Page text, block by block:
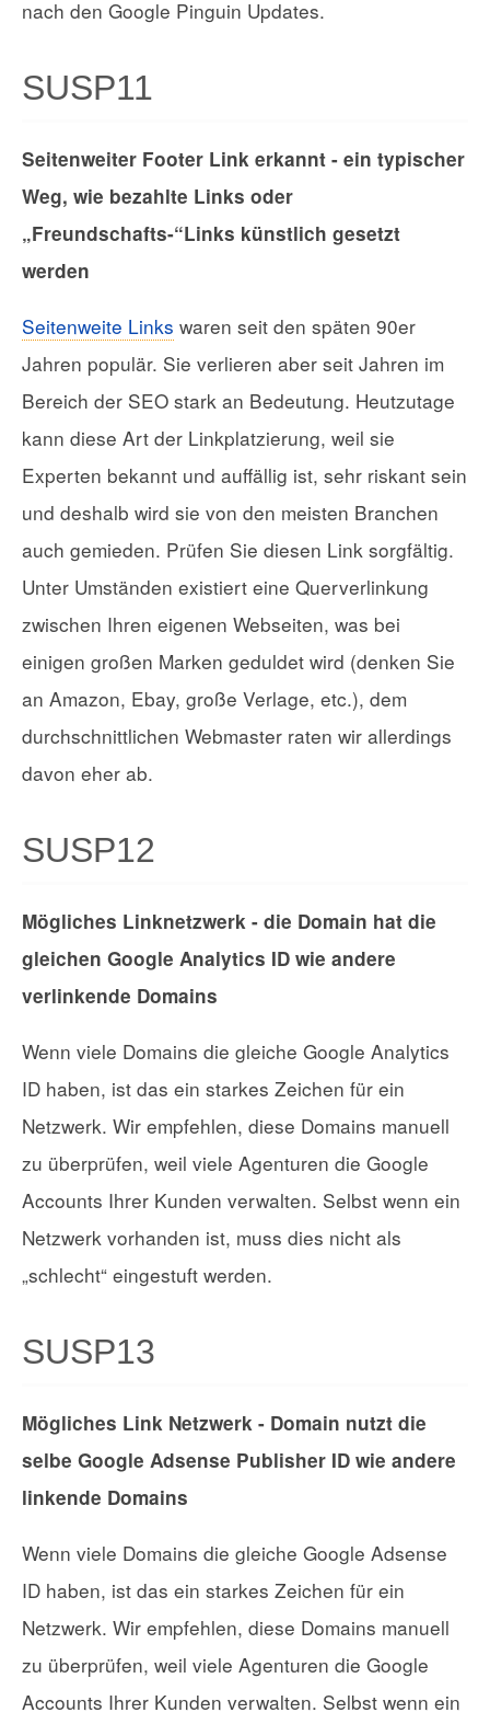
nach den Google Pinguin Updates.
SUSP11
Seitenweiter Footer Link erkannt - ein typischer
Weg, wie bezahlte Links oder
„Freundschafts-“Links künstlich gesetzt
werden
Seitenweite Links waren seit den späten 90er
Jahren populär. Sie verlieren aber seit Jahren im
Bereich der SEO stark an Bedeutung. Heutzutage
kann diese Art der Linkplatzierung, weil sie
Experten bekannt und auffällig ist, sehr riskant sein
und deshalb wird sie von den meisten Branchen
auch gemieden. Prüfen Sie diesen Link sorgfältig.
Unter Umständen existiert eine Querverlinkung
zwischen Ihren eigenen Webseiten, was bei
einigen großen Marken geduldet wird (denken Sie
an Amazon, Ebay, große Verlage, etc.), dem
durchschnittlichen Webmaster raten wir allerdings
davon eher ab.
SUSP12
Mögliches Linknetzwerk - die Domain hat die
gleichen Google Analytics ID wie andere
verlinkende Domains
Wenn viele Domains die gleiche Google Analytics
ID haben, ist das ein starkes Zeichen für ein
Netzwerk. Wir empfehlen, diese Domains manuell
zu überprüfen, weil viele Agenturen die Google
Accounts Ihrer Kunden verwalten. Selbst wenn ein
Netzwerk vorhanden ist, muss dies nicht als
„schlecht“ eingestuft werden.
SUSP13
Mögliches Link Netzwerk - Domain nutzt die
selbe Google Adsense Publisher ID wie andere
linkende Domains
Wenn viele Domains die gleiche Google Adsense
ID haben, ist das ein starkes Zeichen für ein
Netzwerk. Wir empfehlen, diese Domains manuell
zu überprüfen, weil viele Agenturen die Google
Accounts Ihrer Kunden verwalten. Selbst wenn ein